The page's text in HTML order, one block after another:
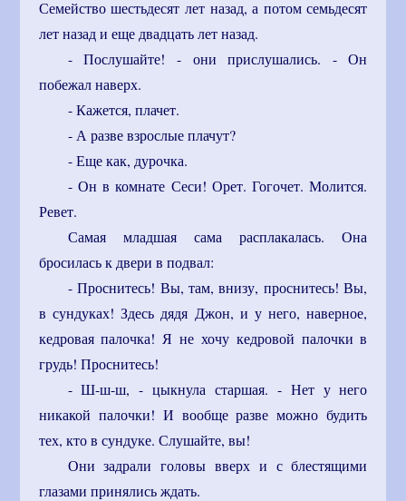
Семейство шестьдесят лет назад, а потом семьдесят
лет назад и еще двадцать лет назад.
- Послушайте! - они прислушались. - Он
побежал наверх.
- Кажется, плачет.
- А разве взрослые плачут?
- Еще как, дурочка.
- Он в комнате Сеси! Орет. Гогочет. Молится.
Ревет.
Самая младшая сама расплакалась. Она
бросилась к двери в подвал:
- Проснитесь! Вы, там, внизу, проснитесь! Вы,
в сундуках! Здесь дядя Джон, и у него, наверное,
кедровая палочка! Я не хочу кедровой палочки в
грудь! Проснитесь!
- Ш-ш-ш, - цыкнула старшая. - Нет у него
никакой палочки! И вообще разве можно будить
тех, кто в сундуке. Слушайте, вы!
Они задрали головы вверх и с блестящими
глазами принялись ждать.